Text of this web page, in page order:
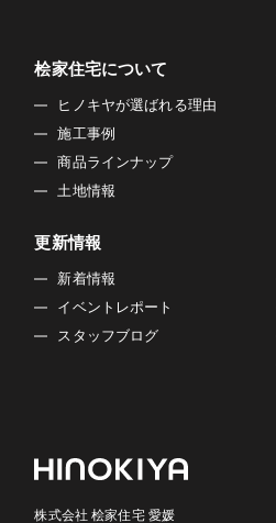
桧家住宅について
ヒノキヤが選ばれる理由
施工事例
商品ラインナップ
土地情報
更新情報
新着情報
イベントレポート
スタッフブログ
株式会社 桧家住宅 愛媛